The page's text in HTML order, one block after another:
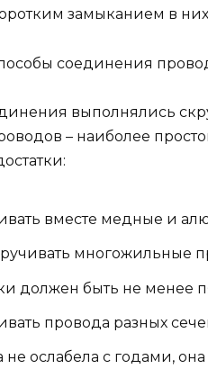
замыканием в
соединения
выполнялись
– наиболее
вместе медные и
многожильные
должен быть не менее
провода разных
не ослабела с годами,